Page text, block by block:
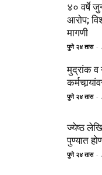
४० वर्षे
आरोप;
मागणी
पुणे २४ तास -
मुद्रांक व
पुणे २४ तास -
ज्येष्ठ
पुण्यात
पुणे २४ तास -